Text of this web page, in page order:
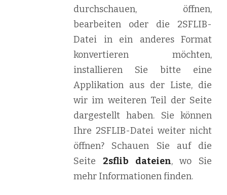
durchschauen, öffnen,
bearbeiten oder die 2SFLIB-
Datei in ein anderes Format
konvertieren möchten,
installieren Sie bitte eine
Applikation aus der Liste, die
wir im weiteren Teil der Seite
dargestellt haben. Sie können
Ihre 2SFLIB-Datei weiter nicht
öffnen? Schauen Sie auf die
Seite 2sflib dateien, wo Sie
mehr Informationen finden.